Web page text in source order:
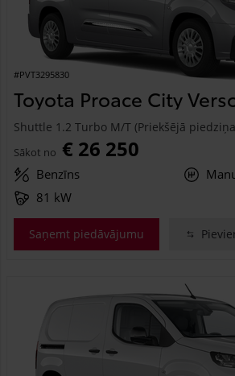
#PVT3295830
Toyota Proace City
Shuttle 1.2 Turbo M/T (Priekšējā
Sākot no € 26 250
Benzīns
81 kW
Saņemt piedāvājumu